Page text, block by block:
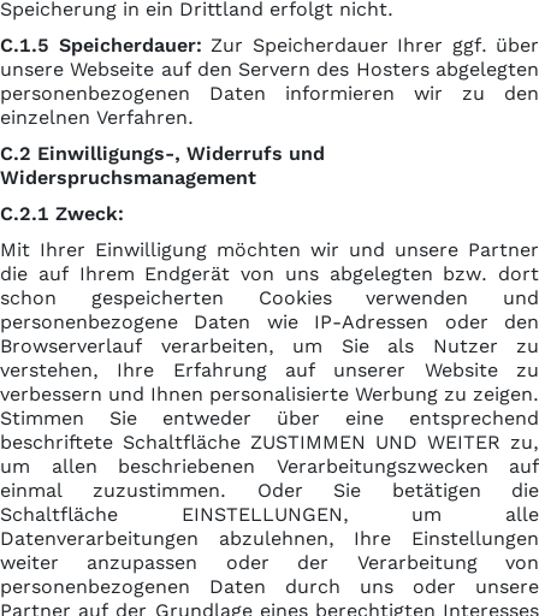
Speicherung in ein Drittland erfolgt nicht.
C.1.5 Speicherdauer: Zur Speicherdauer Ihrer ggf. über
unsere Webseite auf den Servern des Hosters abgelegten
personenbezogenen Daten informieren wir zu den
einzelnen Verfahren.
C.2 Einwilligungs-, Widerrufs und
Widerspruchsmanagement
C.2.1 Zweck:
Mit Ihrer Einwilligung möchten wir und unsere Partner
die auf Ihrem Endgerät von uns abgelegten bzw. dort
schon gespeicherten Cookies verwenden und
personenbezogene Daten wie IP-Adressen oder den
Browserverlauf verarbeiten, um Sie als Nutzer zu
verstehen, Ihre Erfahrung auf unserer Website zu
verbessern und Ihnen personalisierte Werbung zu zeigen.
Stimmen Sie entweder über eine entsprechend
beschriftete Schaltfläche ZUSTIMMEN UND WEITER zu,
um allen beschriebenen Verarbeitungszwecken auf
einmal zuzustimmen. Oder Sie betätigen die
Schaltfläche EINSTELLUNGEN, um alle
Datenverarbeitungen abzulehnen, Ihre Einstellungen
weiter anzupassen oder der Verarbeitung von
personenbezogenen Daten durch uns oder unsere
Partner auf der Grundlage eines berechtigten Interesses